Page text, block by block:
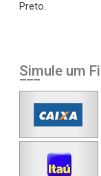
Preto.
Simule um